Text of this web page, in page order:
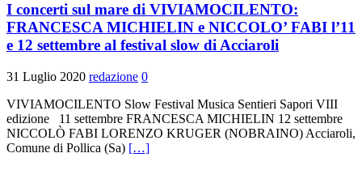
I concerti sul mare di VIVIAMOCILENTO:
FRANCESCA MICHIELIN e NICCOLO’ FABI l’11
e 12 settembre al festival slow di Acciaroli
31 Luglio 2020 redazione 0
VIVIAMOCILENTO Slow Festival Musica Sentieri Sapori VIII
edizione 11 settembre FRANCESCA MICHIELIN 12 settembre
NICCOLÒ FABI LORENZO KRUGER (NOBRAINO) Acciaroli,
Comune di Pollica (Sa) […]